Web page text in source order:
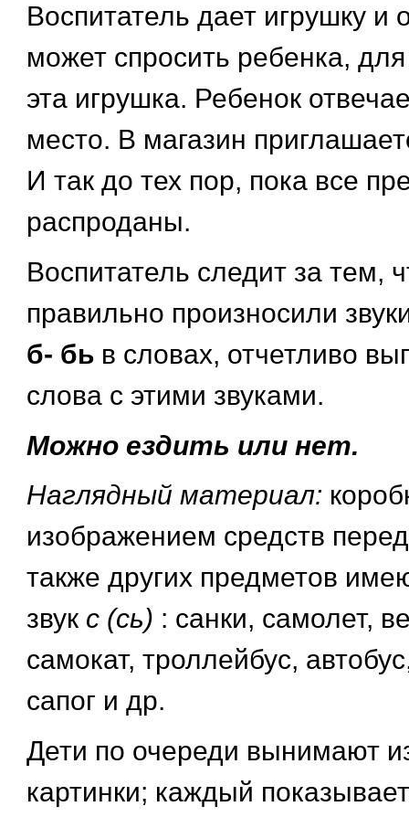
Воспитатель дает игрушку и
может спросить ребенка,
эта игрушка. Ребенок
место. В магазин
И так до тех пор, пока все
распроданы.
Воспитатель следит за тем,
правильно произносили
б- бь в словах, отчетливо
слова с этими звуками.
Можно ездить или нет.
Наглядный материал:
изображением средств
также других предметов
звук с (сь) : санки, самолет,
самокат, троллейбус,
сапог и др.
Дети по очереди вынимают
картинки; каждый